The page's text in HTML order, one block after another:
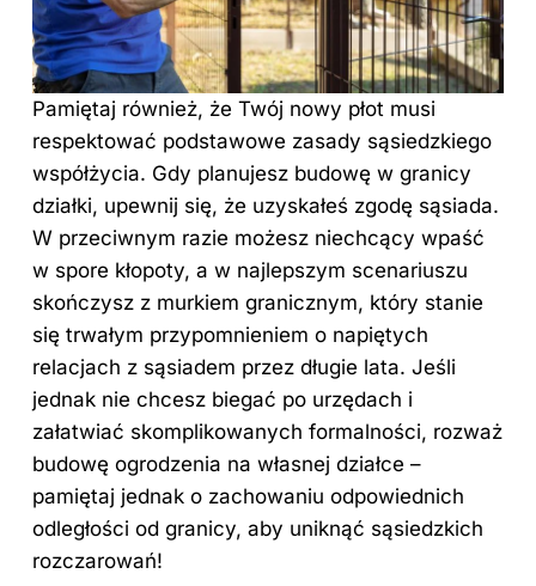
Pamiętaj również, że Twój nowy płot musi
respektować podstawowe zasady sąsiedzkiego
współżycia. Gdy planujesz budowę w granicy
działki, upewnij się, że uzyskałeś zgodę sąsiada.
W przeciwnym razie możesz niechcący wpaść
w spore kłopoty, a w najlepszym scenariuszu
skończysz z murkiem granicznym, który stanie
się trwałym przypomnieniem o napiętych
relacjach z sąsiadem przez długie lata. Jeśli
jednak nie chcesz biegać po urzędach i
załatwiać skomplikowanych formalności, rozważ
budowę ogrodzenia na własnej działce –
pamiętaj jednak o zachowaniu odpowiednich
odległości od granicy, aby uniknąć sąsiedzkich
rozczarowań!